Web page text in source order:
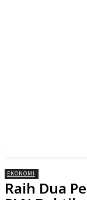
EKONOMI
Raih Dua